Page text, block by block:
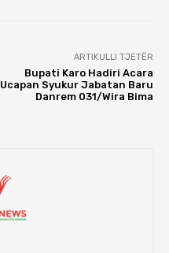
ARTIKULLI TJETËR
Bupati Karo Hadiri Acara
Ucapan Syukur Jabatan Baru
Danrem 031/Wira Bima